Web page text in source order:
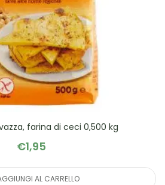
farina di ceci 0,500 kg
€1,95
AL CARRELLO